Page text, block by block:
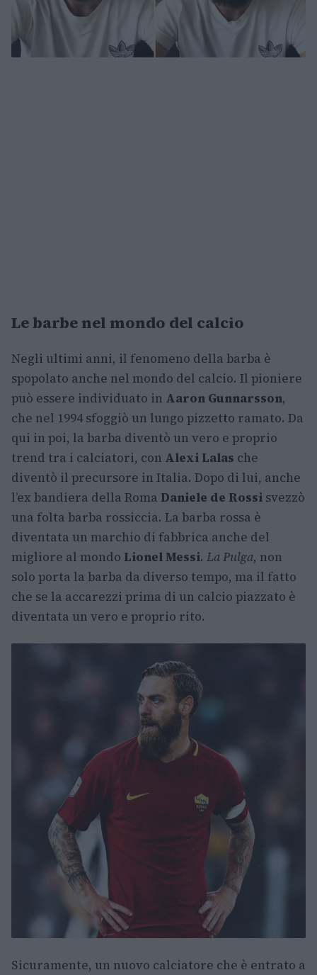
Le barbe nel mondo del calcio
Negli ultimi anni, il fenomeno della barba è
spopolato anche nel mondo del calcio. Il pioniere
può essere individuato in Aaron Gunnarsson,
che nel 1994 sfoggiò un lungo pizzetto ramato. Da
qui in poi, la barba diventò un vero e proprio
trend tra i calciatori, con Alexi Lalas che
diventò il precursore in Italia. Dopo di lui, anche
l’ex bandiera della Roma Daniele de Rossi svezzò
una folta barba rossiccia. La barba rossa è
diventata un marchio di fabbrica anche del
migliore al mondo Lionel Messi. La Pulga, non
solo porta la barba da diverso tempo, ma il fatto
che se la accarezzi prima di un calcio piazzato è
diventata un vero e proprio rito.
Sicuramente, un nuovo calciatore che è entrato a